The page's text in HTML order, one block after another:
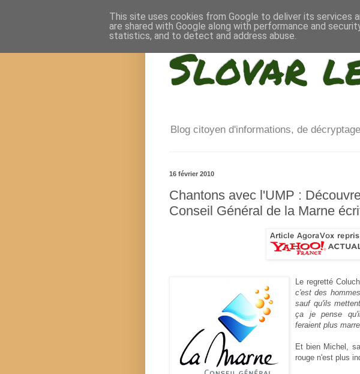
Slovar
Blog citoyen d'informations, de
16 février 2010
Chantons avec l'UMP :
Conseil Général de la Marne
Le regretté
c'est des
sauf qu'ils
ça je pense
feraient plus
Et bien Michel,
rouge n'est plus
This site uses cookies from Google to deliver its services
are shared with Google along with performance and
statistics, and to detect and address abuse.